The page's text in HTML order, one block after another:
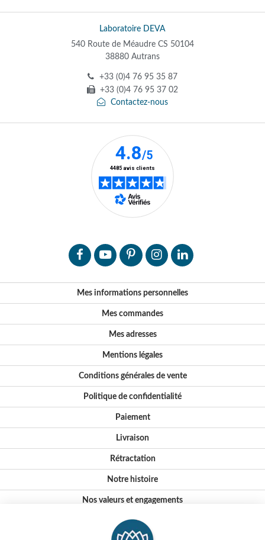
Laboratoire DEVA
540 Route de Méaudre CS 50104
38880 Autrans
+33 (0)4 76 95 35 87
+33 (0)4 76 95 37 02
Contactez-nous
Mes informations personnelles
Mes commandes
Mes adresses
Mentions légales
Conditions générales de vente
Politique de confidentialité
Paiement
Livraison
Rétractation
Notre histoire
Nos valeurs et engagements
Conseils